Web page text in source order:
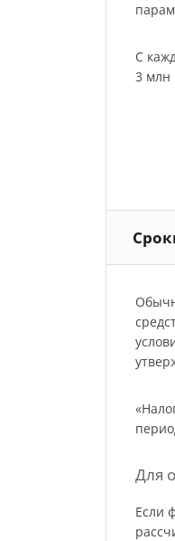
С
3 млн
Для
Если